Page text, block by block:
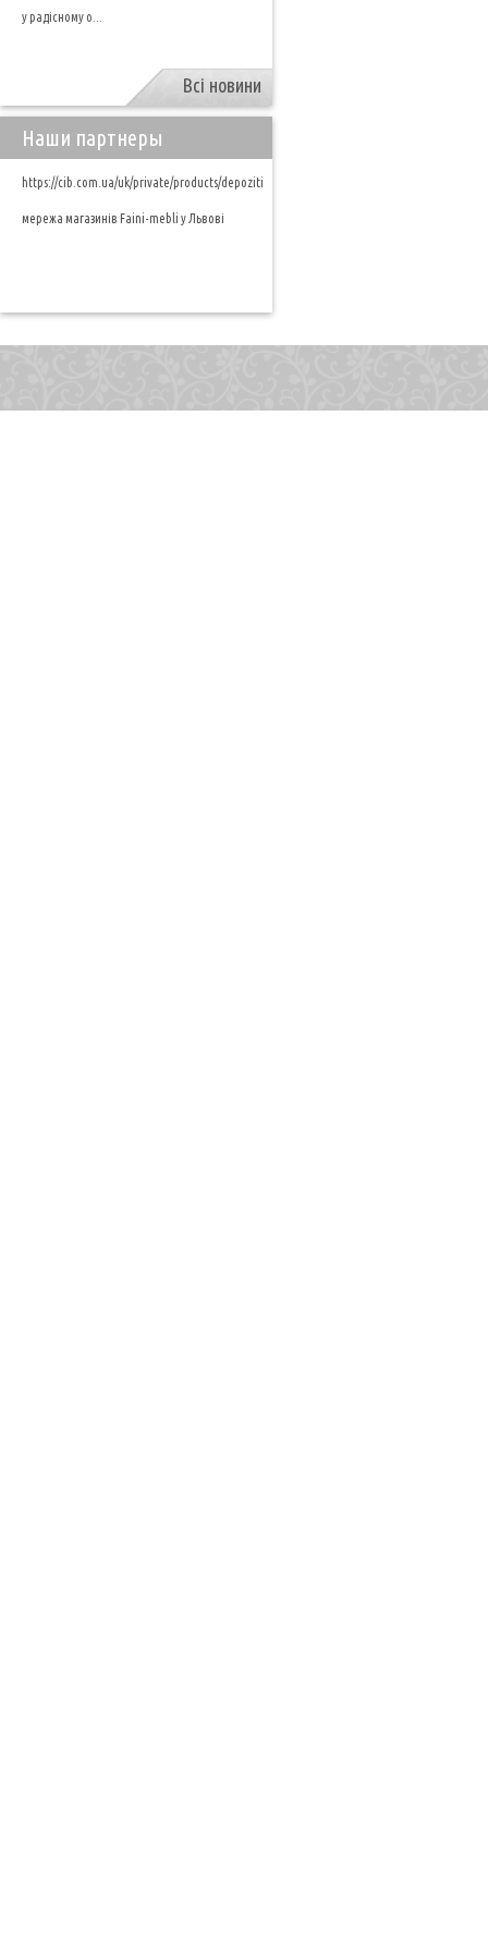
у радісному о...
Всі новини
Наши партнеры
https://cib.com.ua/uk/private/products/depoziti
мережа магазинів Faini-mebli у Львові